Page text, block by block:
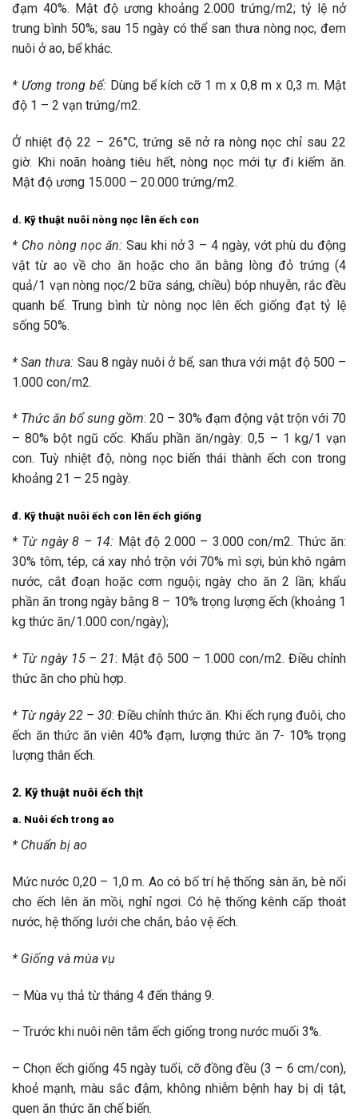
đạm 40%. Mật độ ương khoảng 2.000 trứng/m2; tỷ lệ nở
trung bình 50%; sau 15 ngày có thể san thưa nòng nọc, đem
nuôi ở ao, bể khác.
* Ương trong bể: Dùng bể kích cỡ 1 m x 0,8 m x 0,3 m. Mật
độ 1 – 2 vạn trứng/m2.
Ở nhiệt độ 22 – 26°C, trứng sẽ nở ra nòng nọc chỉ sau 22
giờ. Khi noãn hoàng tiêu hết, nòng nọc mới tự đi kiếm ăn.
Mật độ ương 15.000 – 20.000 trứng/m2.
d. Kỹ thuật nuôi nòng nọc lên ếch con
* Cho nòng nọc ăn:Sau khi nở 3 – 4 ngày, vớt phù du động
vật từ ao về cho ăn hoặc cho ăn bằng lòng đỏ trứng (4
quả/1 vạn nòng nọc/2 bữa sáng, chiều) bóp nhuyễn, rắc đều
quanh bể. Trung bình từ nòng nọc lên ếch giống đạt tỷ lệ
sống 50%.
* San thưa: Sau 8 ngày nuôi ở bể, san thưa với mật độ 500 –
1.000 con/m2.
* Thức ăn bổ sung gồm: 20 – 30% đạm động vật trộn với 70
– 80% bột ngũ cốc. Khẩu phần ăn/ngày: 0,5 – 1 kg/1 vạn
con. Tuỳ nhiệt độ, nòng nọc biến thái thành ếch con trong
khoảng 21 – 25 ngày.
đ. Kỹ thuật nuôi ếch con lên ếch giống
* Từ ngày 8 – 14: Mật độ 2.000 – 3.000 con/m2. Thức ăn:
30% tôm, tép, cá xay nhỏ trộn với 70% mì sợi, bún khô ngâm
nước, cắt đoạn hoặc cơm nguội; ngày cho ăn 2 lần; khẩu
phần ăn trong ngày bằng 8 – 10% trọng lượng ếch (khoảng 1
kg thức ăn/1.000 con/ngày);
* Từ ngày 15 – 21: Mật độ 500 – 1.000 con/m2. Điều chỉnh
thức ăn cho phù hợp.
* Từ ngày 22 – 30: Điều chỉnh thức ăn. Khi ếch rụng đuôi, cho
ếch ăn thức ăn viên 40% đạm, lượng thức ăn 7- 10% trọng
lượng thân ếch.
2. Kỹ thuật nuôi ếch thịt
a. Nuôi ếch trong ao
* Chuẩn bị ao
Mức nước 0,20 – 1,0 m. Ao có bố trí hệ thống sàn ăn, bè nổi
cho ếch lên ăn mồi, nghỉ ngơi. Có hệ thống kênh cấp thoát
nước, hệ thống lưới che chắn, bảo vệ ếch.
* Giống và mùa vụ
– Mùa vụ thả từ tháng 4 đến tháng 9.
– Trước khi nuôi nên tắm ếch giống trong nước muối 3%.
– Chọn ếch giống 45 ngày tuổi, cỡ đồng đều (3 – 6 cm/con),
khoẻ mạnh, màu sắc đậm, không nhiễm bệnh hay bị dị tật,
quen ăn thức ăn chế biến.